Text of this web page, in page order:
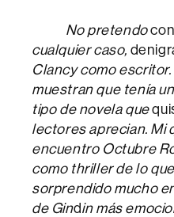
No pretendocon
cualquier caso,
Clancy como escritor.
muestran que tenía
tipo de novela que
lectores aprecian. Mi
encuentro Octubre
como thriller de lo
sorprendido mucho
de Gindin más